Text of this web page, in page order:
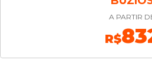
A PARTIR
R$